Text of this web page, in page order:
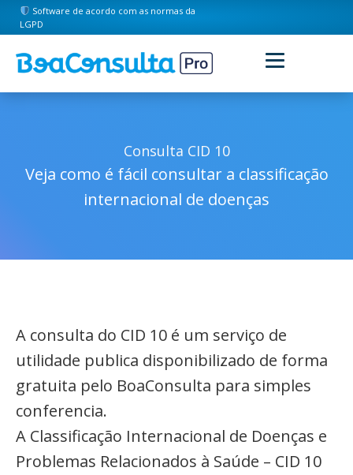
Software de acordo com as normas da
LGPD
Consulta CID 10
Veja como é fácil consultar a classificação
internacional de doenças
A consulta do CID 10 é um serviço de
utilidade publica disponibilizado de forma
gratuita pelo BoaConsulta para simples
conferencia.
A Classificação Internacional de Doenças e
Problemas Relacionados à Saúde – CID 10